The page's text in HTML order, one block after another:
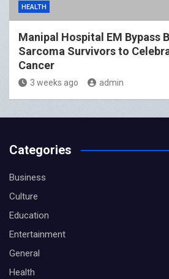
HEALTH
Manipal Hospital EM Bypass
Sarcoma Survivors to
Cancer
3 weeks ago admin
Categories
Business
Culture
Education
Entertainment
General
Health